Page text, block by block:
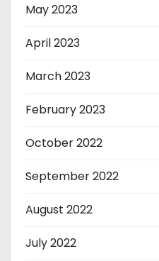
May 2023
April 2023
March 2023
February 2023
October 2022
September 2022
August 2022
July 2022